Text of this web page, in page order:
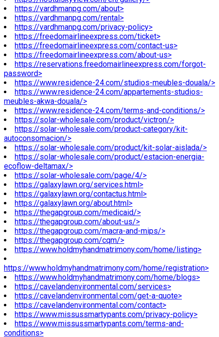
https://vardhmanpg.com/about>
https://vardhmanpg.com/rental>
https://vardhmanpg.com/privacy-policy>
https://freedomairlineexpress.com/ticket>
https://freedomairlineexpress.com/contact-us>
https://freedomairlineexpress.com/about-us>
https://reservations.freedomairlineexpress.com/forgot-
password>
https://www.residence-24.com/studios-meubles-douala/>
https://www.residence-24.com/appartements-studios-
meubles-akwa-douala/>
https://www.residence-24.com/terms-and-conditions/>
https://solar-wholesale.com/product/victron/>
https://solar-wholesale.com/product-category/kit-
autoconsomacion/>
https://solar-wholesale.com/product/kit-solar-aislada/>
https://solar-wholesale.com/product/estacion-energia-
ecoflow-deltamax/>
https://solar-wholesale.com/page/4/>
https://galaxylawn.org/services.html>
https://galaxylawn.org/contactus.html>
https://galaxylawn.org/about.html>
https://thegapgroup.com/medicaid/>
https://thegapgroup.com/about-us/>
https://thegapgroup.com/macra-and-mips/>
https://thegapgroup.com/cqm/>
https://www.holdmyhandmatrimony.com/home/listing>
https://www.holdmyhandmatrimony.com/home/registration>
https://www.holdmyhandmatrimony.com/home/blogs>
https://cavelandenvironmental.com/services>
https://cavelandenvironmental.com/get-a-quote>
https://cavelandenvironmental.com/contact>
https://www.missussmartypants.com/privacy-policy>
https://www.missussmartypants.com/terms-and-
conditions>